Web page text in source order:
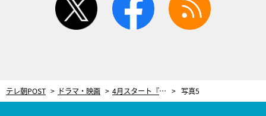
テレ朝POST ドラマ・映画 4月スタート『PJ～航空救難団～』訓練生キャスト7名を一挙解禁！内野聖陽主演レスキュー大作 写真5